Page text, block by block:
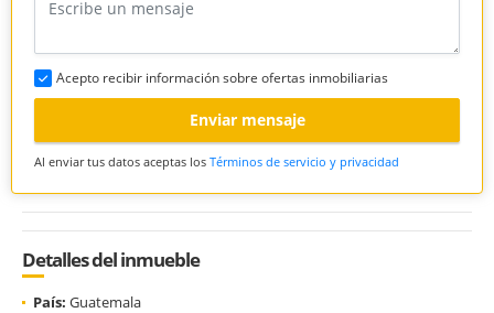
Acepto recibir información sobre ofertas inmobiliarias
Enviar mensaje
Al enviar tus datos aceptas los Términos de servicio y privacidad
Detalles del inmueble
País: Guatemala